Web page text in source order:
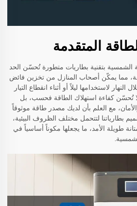
المتقدمة
الشمسية بتقنية بطاريات متطورة تُحسّن الحد
مما يمكّن أصحاب المنازل من تخزين فائض
لاستخدامها ليلاً أو أثناء انقطاع التيار
لا تُحسّن كفاءة استهلاك الطاقة فحسب، بل
مع العلم بأن لديك مصدر طاقة موثوقاً
بطارياتنا لتتحمل مختلف الظروف البيئية،
طويلة الأمد، ما يجعلها مكوناً أساسياً في